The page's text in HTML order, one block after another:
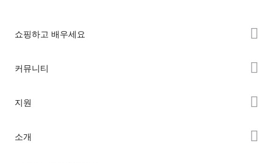
쇼핑하고 배우세요
Ender 시리즈
커뮤니티
Discord
지원
소개